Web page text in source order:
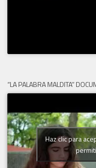
“LA PALABRA MALDITA”
Haz clic para